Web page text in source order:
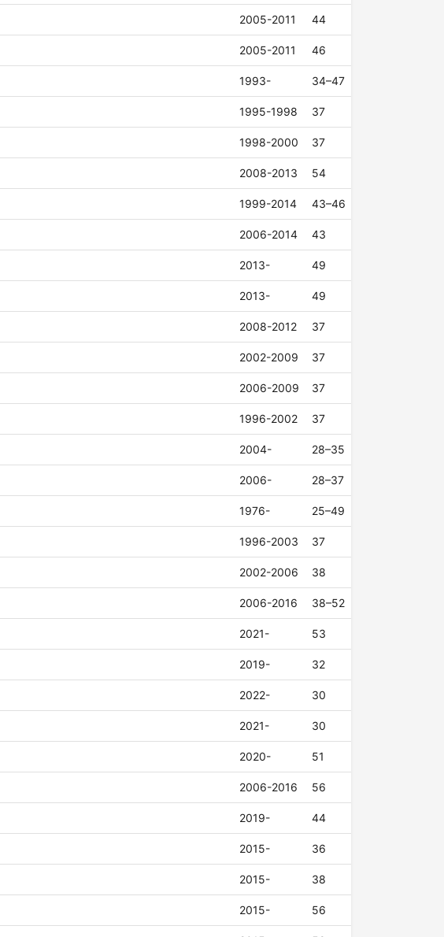
2005-2011 44
2005-2011 46
1993- 34–47
1995-1998 37
1998-2000 37
2008-2013 54
1999-2014 43–46
2006-2014 43
2013- 49
2013- 49
2008-2012 37
2002-2009 37
2006-2009 37
1996-2002 37
2004- 28–35
2006- 28–37
1976- 25–49
1996-2003 37
2002-2006 38
2006-2016 38–52
2021- 53
2019- 32
2022- 30
2021- 30
2020- 51
2006-2016 56
2019- 44
2015- 36
2015- 38
2015- 56